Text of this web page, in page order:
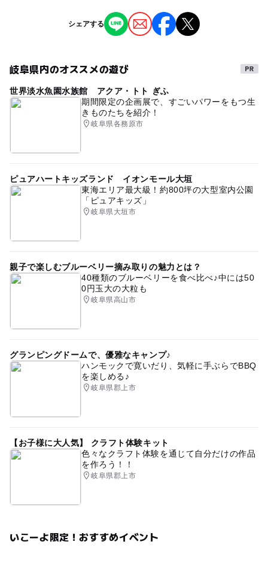
※掲載の情報は天候や主催者側の都合などにより変更にな
ることがあります。
シェアする
岐阜県内のオススメの遊び
世界淡水魚園水族館 アクア・トト ぎふ
期間限定の企画展で、すごいパワーをもつ生
きものたちを紹介！
岐阜県各務原市
ピュアハートキッズランド イオンモール大垣
東海エリア最大級！約800坪の大型室内公園
「ピュアキッズ」
岐阜県大垣市
親子で楽しむブルーベリー摘み取りの魅力とは？
40種類のブルーベリーを食べ比べ♪中には50
0円玉大の大粒も
岐阜県高山市
グランピングドームで、優雅なキャンプ♪
ハンモックで寛いだり、気軽に手ぶらでBBQ
を楽しめる♪
岐阜県郡上市
【お子様に大人気】 クラフト体験キット
色々なクラフト体験を通じて自分だけの作品
を作ろう！！
岐阜県郡上市
いこーよ限定！おすすめイベント